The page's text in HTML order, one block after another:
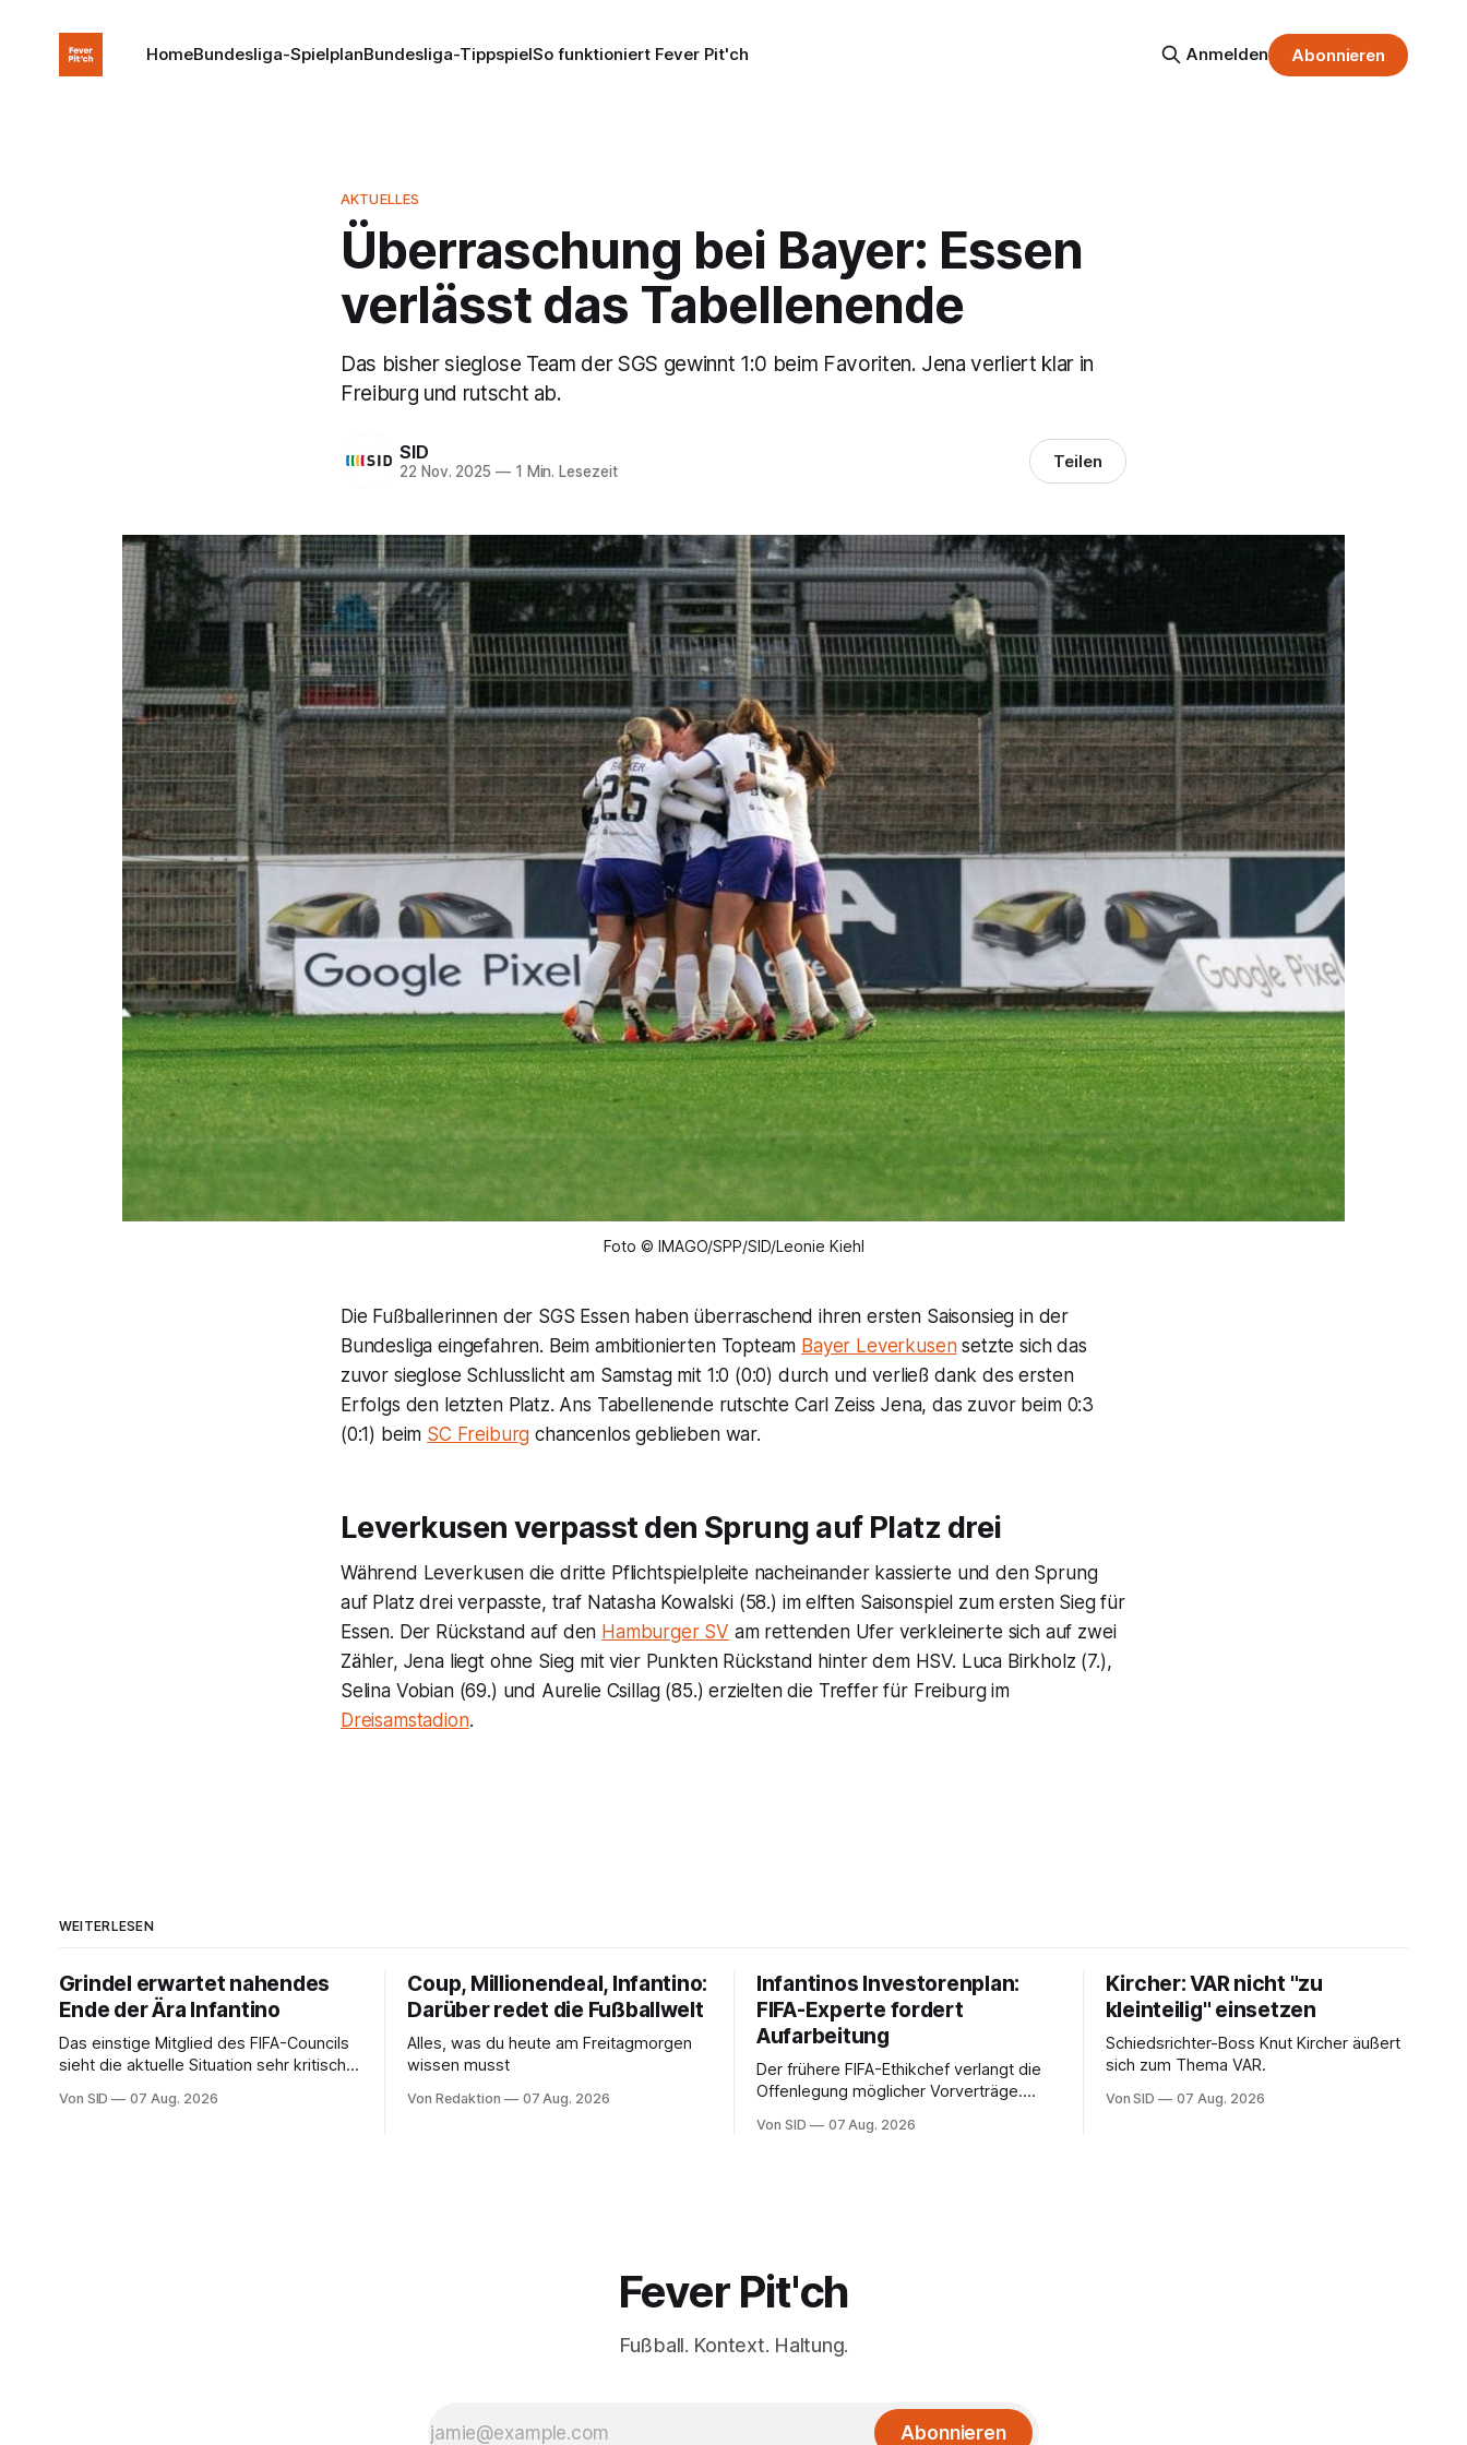
HomeBundesliga-SpielplanBundesliga-TippspielSo funktioniert Fever Pit'ch Anmelden Abonnieren
AKTUELLES
Überraschung bei Bayer: Essen
verlässt das Tabellenende
Das bisher sieglose Team der SGS gewinnt 1:0 beim Favoriten. Jena verliert klar in
Freiburg und rutscht ab.
SID
22 Nov. 2025 —1 Min. Lesezeit Teilen
Foto © IMAGO/SPP/SID/Leonie Kiehl
Die Fußballerinnen der SGS Essen haben überraschend ihren ersten Saisonsieg in der
Bundesliga eingefahren. Beim ambitionierten Topteam Bayer Leverkusensetzte sich das
zuvor sieglose Schlusslicht am Samstag mit 1:0 (0:0) durch und verließ dank des ersten
Erfolgs den letzten Platz. Ans Tabellenende rutschte Carl Zeiss Jena, das zuvor beim 0:3
(0:1) beim SC Freiburg chancenlos geblieben war.
Leverkusen verpasst den Sprung auf Platz drei
Während Leverkusen die dritte Pflichtspielpleite nacheinander kassierte und den Sprung
auf Platz drei verpasste, traf Natasha Kowalski (58.) im elften Saisonspiel zum ersten Sieg für
Essen. Der Rückstand auf den Hamburger SV am rettenden Ufer verkleinerte sich auf zwei
Zähler, Jena liegt ohne Sieg mit vier Punkten Rückstand hinter dem HSV. Luca Birkholz (7.),
Selina Vobian (69.) und Aurelie Csillag (85.) erzielten die Treffer für Freiburg im
Dreisamstadion.
WEITERLESEN
Grindel erwartet nahendes
Ende der Ära Infantino
Das einstige Mitglied des FIFA-Councils
sieht die aktuelle Situation sehr kritisch
Von SID 07 Aug. 2026
Coup, Millionendeal, Infantino:
Darüber redet die Fußballwelt
Alles, was du heute am Freitagmorgen
wissen musst
Von Redaktion 07 Aug. 2026
Infantinos Investorenplan:
FIFA-Experte fordert
Aufarbeitung
Der frühere FIFA-Ethikchef verlangt die
Offenlegung möglicher Vorverträge.
Infantinos Rolle entscheidend sein.
Von SID 07 Aug. 2026
Kircher: VAR nicht "zu
kleinteilig" einsetzen
Schiedsrichter-Boss Knut Kircher äußert
sich zum Thema VAR.
Von SID 07 Aug. 2026
Fever Pit'ch
Fußball. Kontext. Haltung.
Abonnieren